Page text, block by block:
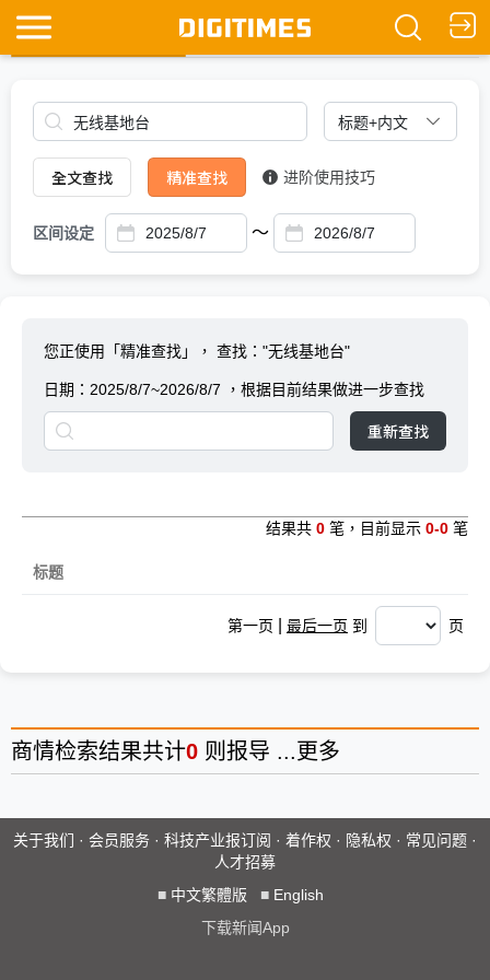
Ask DIGITIMES
全文查找 精准查找 进阶使用技巧
区间设定 ～
您正使用「精准查找」， 查找："无线基地台"
日期： 2025/8/7~2026/8/7 ，根据目前结果做进一步查找
重新查找
结果共 0 笔，目前显示 0-0 笔
标题
第一页 最后一页 到 页
商情检索结果共计0 则报导 ... 更多
关于我们 · 会员服务 · 科技产业报订阅 · 着作权 · 隐私权 · 常见问题 ·
人才招募
■ 中文繁體版 ■ English
下载新闻App